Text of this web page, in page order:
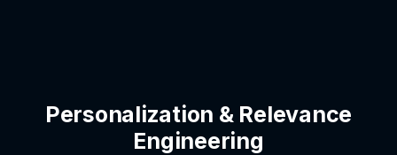
Personalization & Relevance
Engineering